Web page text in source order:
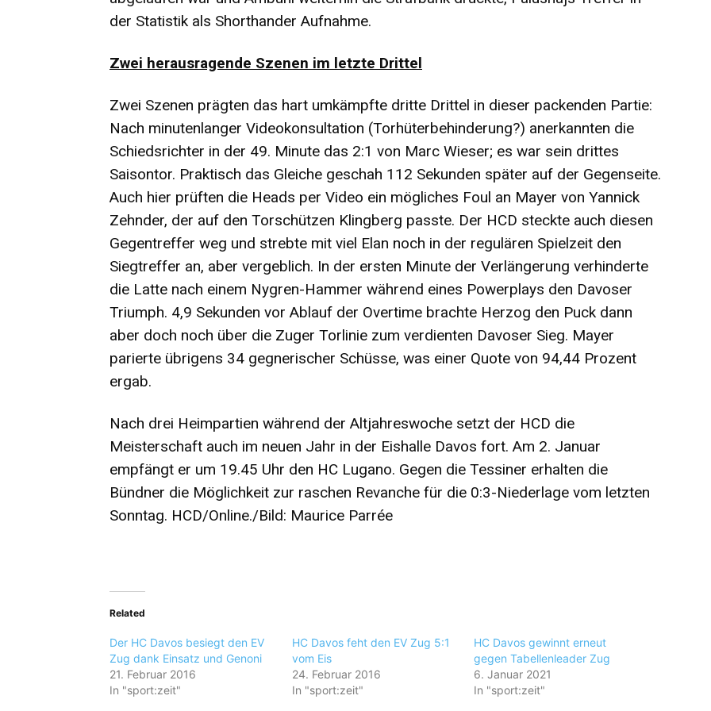
der Statistik als Shorthander Aufnahme.
Zwei herausragende Szenen im letzte Drittel
Zwei Szenen prägten das hart umkämpfte dritte Drittel in dieser packenden Partie:
Nach minutenlanger Videokonsultation (Torhüterbehinderung?) anerkannten die
Schiedsrichter in der 49. Minute das 2:1 von Marc Wieser; es war sein drittes
Saisontor. Praktisch das Gleiche geschah 112 Sekunden später auf der Gegenseite.
Auch hier prüften die Heads per Video ein mögliches Foul an Mayer von Yannick
Zehnder, der auf den Torschützen Klingberg passte. Der HCD steckte auch diesen
Gegentreffer weg und strebte mit viel Elan noch in der regulären Spielzeit den
Siegtreffer an, aber vergeblich. In der ersten Minute der Verlängerung verhinderte
die Latte nach einem Nygren-Hammer während eines Powerplays den Davoser
Triumph. 4,9 Sekunden vor Ablauf der Overtime brachte Herzog den Puck dann
aber doch noch über die Zuger Torlinie zum verdienten Davoser Sieg. Mayer
parierte übrigens 34 gegnerischer Schüsse, was einer Quote von 94,44 Prozent
ergab.
Nach drei Heimpartien während der Altjahreswoche setzt der HCD die
Meisterschaft auch im neuen Jahr in der Eishalle Davos fort. Am 2. Januar
empfängt er um 19.45 Uhr den HC Lugano. Gegen die Tessiner erhalten die
Bündner die Möglichkeit zur raschen Revanche für die 0:3-Niederlage vom letzten
Sonntag. HCD/Online./Bild: Maurice Parrée
Related
Der HC Davos besiegt den EV
Zug dank Einsatz und Genoni
21. Februar 2016
In "sport:zeit"
HC Davos feht den EV Zug 5:1
vom Eis
24. Februar 2016
In "sport:zeit"
HC Davos gewinnt erneut
gegen Tabellenleader Zug
6. Januar 2021
In "sport:zeit"